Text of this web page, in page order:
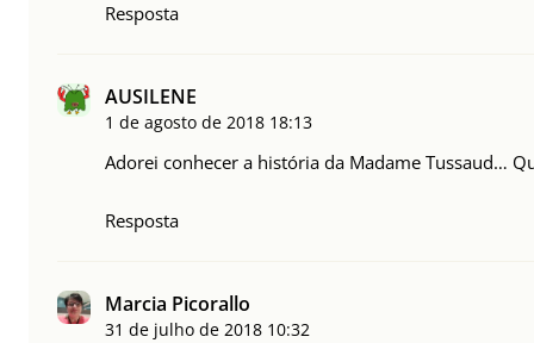
Resposta
AUSILENE
1 de agosto de 2018 18:13
Adorei conhecer a história da Madame Tussaud…
Resposta
Marcia Picorallo
31 de julho de 2018 10:32